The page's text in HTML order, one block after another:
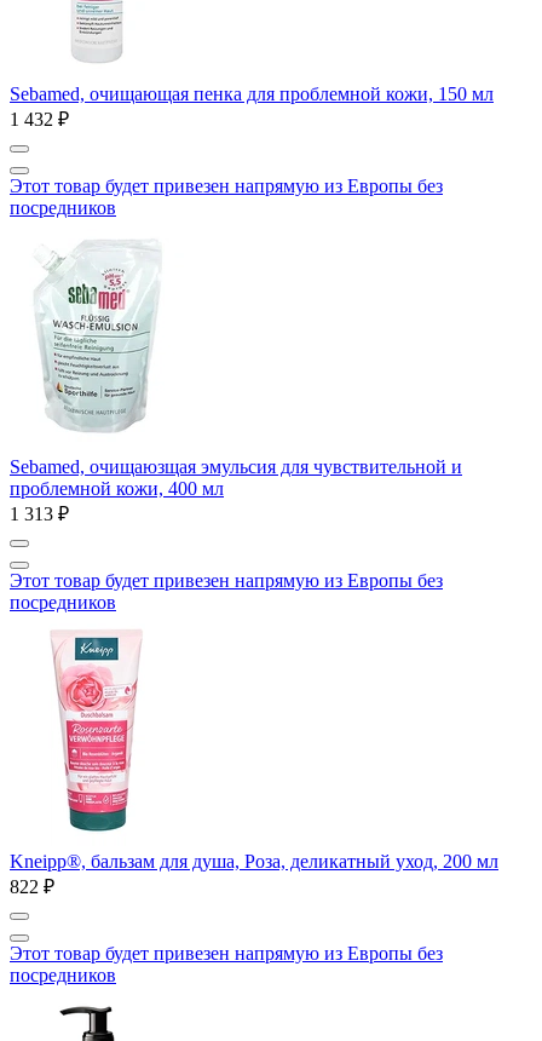
Sebamed, очищающая пенка для проблемной кожи, 150 мл
1 432 ₽
Этот товар будет привезен напрямую из Европы без
посредников
Sebamed, очищаюзщая эмульсия для чувствительной и
проблемной кожи, 400 мл
1 313 ₽
Этот товар будет привезен напрямую из Европы без
посредников
Kneipp®, бальзам для душа, Роза, деликатный уход, 200 мл
822 ₽
Этот товар будет привезен напрямую из Европы без
посредников